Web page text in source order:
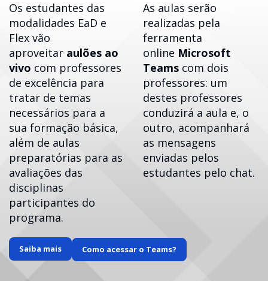
Os estudantes das
modalidades EaD e
Flex vão
aproveitar aulões ao
vivo com professores
de excelência para
tratar de temas
necessários para a
sua formação básica,
além de aulas
preparatórias para as
avaliações das
disciplinas
participantes do
programa.
As aulas serão
realizadas pela
ferramenta
online Microsoft
Teams com dois
professores: um
destes professores
conduzirá a aula e, o
outro, acompanhará
as mensagens
enviadas pelos
estudantes pelo chat.
Saiba mais Como acessar o Teams?